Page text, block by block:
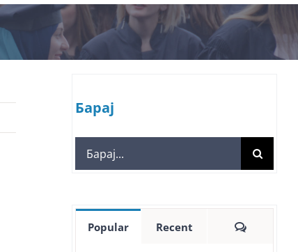
Барај
Search
for:
Popular Recent